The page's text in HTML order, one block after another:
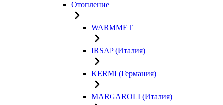
Отопление
WARMMET
IRSAP (Италия)
KERMI (Германия)
MARGAROLI (Италия)